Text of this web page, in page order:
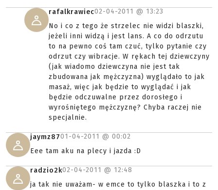
rafalkrawiec02-04-2011 @ 13:23
No i co z tego że strzelec nie widzi blaszki,
jeżeli inni widzą i jest lans. A co do odrzutu
to na pewno coś tam czuć, tylko pytanie czy
odrzut czy wibracje. W rękach tej dziewczyny
(jak wiadomo dziewczyna nie jest tak
zbudowana jak mężczyzna) wyglądało to jak
masaż, więc jak będzie to wyglądać i jak
będzie odczuwalne przez dorosłego i
wyrośniętego mężczyznę? Chyba raczej nie
specjalnie.
jaymz8701-04-2011 @ 00:02
Eee tam aku na plecy i jazda :D
radzio2k02-04-2011 @ 12:48
ja tak nie uważam- w emce to tylko blaszka i to z